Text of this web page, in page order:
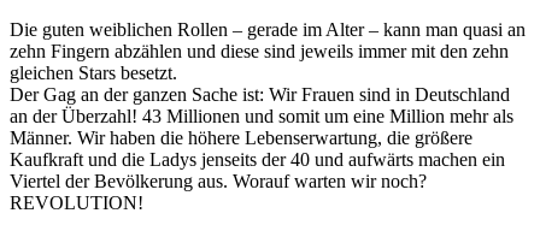
Die guten weiblichen Rollen – gerade im Alter – kann man quasi an
zehn Fingern abzählen und diese sind jeweils immer mit den zehn
gleichen Stars besetzt.
Der Gag an der ganzen Sache ist: Wir Frauen sind in Deutschland
an der Überzahl! 43 Millionen und somit um eine Million mehr als
Männer. Wir haben die höhere Lebenserwartung, die größere
Kaufkraft und die Ladys jenseits der 40 und aufwärts machen ein
Viertel der Bevölkerung aus. Worauf warten wir noch?
REVOLUTION!